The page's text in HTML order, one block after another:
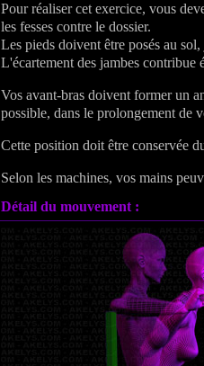
Pour réaliser cet exercice, vous
les fesses contre le dossier.
Les pieds doivent être posés au
L'écartement des jambes contribue
Vos avant-bras doivent former un
possible, dans le prolongement de
Cette position doit être conservée
Selon les machines, vos mains
Détail du mouvement :